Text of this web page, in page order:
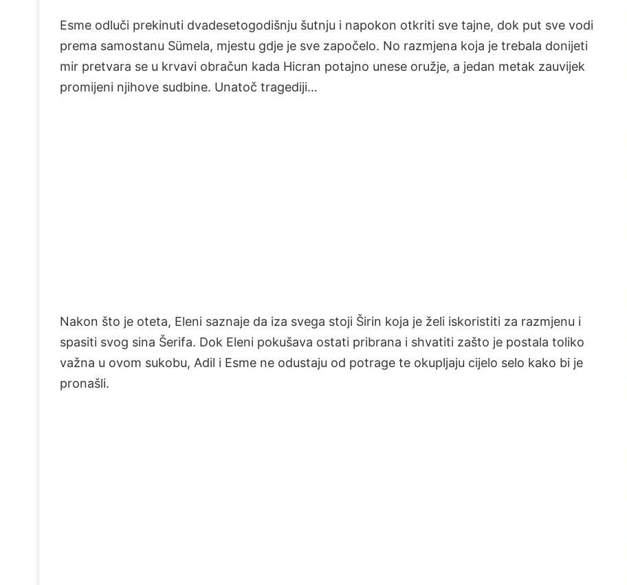
Esme odluči prekinuti dvadesetogodišnju šutnju i napokon otkriti sve tajne, dok put sve vodi
prema samostanu Sümela, mjestu gdje je sve započelo. No razmjena koja je trebala donijeti
mir pretvara se u krvavi obračun kada Hicran potajno unese oružje, a jedan metak zauvijek
promijeni njihove sudbine. Unatoč tragediji…
Nakon što je oteta, Eleni saznaje da iza svega stoji Širin koja je želi iskoristiti za razmjenu i
spasiti svog sina Šerifa. Dok Eleni pokušava ostati pribrana i shvatiti zašto je postala toliko
važna u ovom sukobu, Adil i Esme ne odustaju od potrage te okupljaju cijelo selo kako bi je
pronašli.